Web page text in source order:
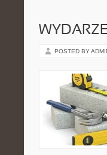
POSTED BY